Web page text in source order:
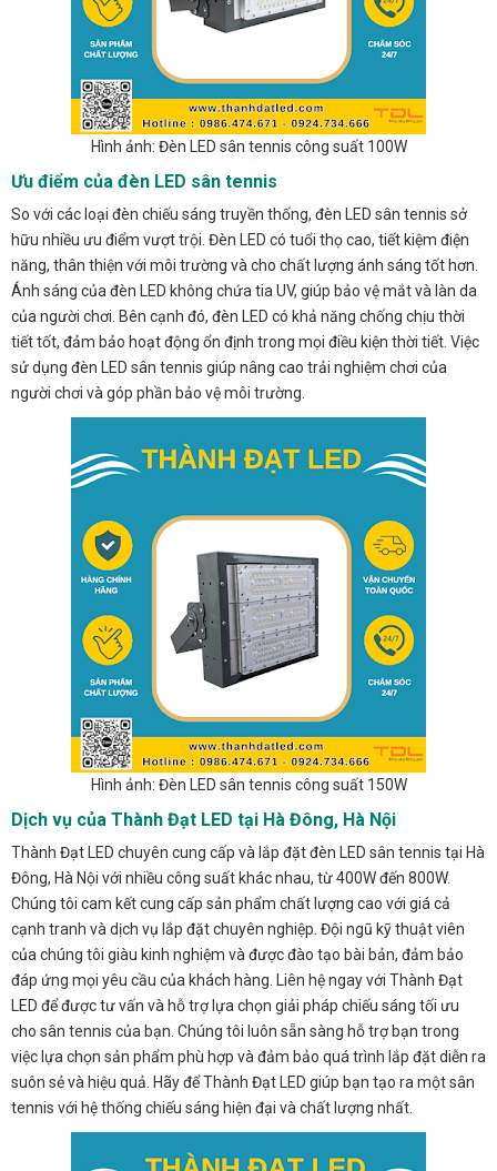
Hình ảnh: Đèn LED sân tennis công suất 100W
Ưu điểm của đèn LED sân tennis
So với các loại đèn chiếu sáng truyền thống, đèn LED sân tennis sở
hữu nhiều ưu điểm vượt trội. Đèn LED có tuổi thọ cao, tiết kiệm điện
năng, thân thiện với môi trường và cho chất lượng ánh sáng tốt hơn.
Ánh sáng của đèn LED không chứa tia UV, giúp bảo vệ mắt và làn da
của người chơi. Bên cạnh đó, đèn LED có khả năng chống chịu thời
tiết tốt, đảm bảo hoạt động ổn định trong mọi điều kiện thời tiết. Việc
sử dụng đèn LED sân tennis giúp nâng cao trải nghiệm chơi của
người chơi và góp phần bảo vệ môi trường.
Hình ảnh: Đèn LED sân tennis công suất 150W
Dịch vụ của Thành Đạt LED tại Hà Đông, Hà Nội
Thành Đạt LED chuyên cung cấp và lắp đặt đèn LED sân tennis tại Hà
Đông, Hà Nội với nhiều công suất khác nhau, từ 400W đến 800W.
Chúng tôi cam kết cung cấp sản phẩm chất lượng cao với giá cả
cạnh tranh và dịch vụ lắp đặt chuyên nghiệp. Đội ngũ kỹ thuật viên
của chúng tôi giàu kinh nghiệm và được đào tạo bài bản, đảm bảo
đáp ứng mọi yêu cầu của khách hàng. Liên hệ ngay với Thành Đạt
LED để được tư vấn và hỗ trợ lựa chọn giải pháp chiếu sáng tối ưu
cho sân tennis của bạn. Chúng tôi luôn sẵn sàng hỗ trợ bạn trong
việc lựa chọn sản phẩm phù hợp và đảm bảo quá trình lắp đặt diễn ra
suôn sẻ và hiệu quả. Hãy để Thành Đạt LED giúp bạn tạo ra một sân
tennis với hệ thống chiếu sáng hiện đại và chất lượng nhất.